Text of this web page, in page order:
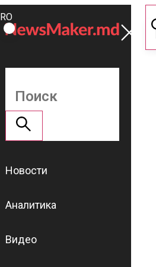
ROMÂNĂ
RU
Поддержать
NM
Новости
Аналитика
Видео